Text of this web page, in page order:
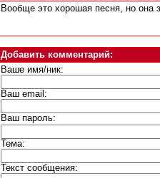
Вообще это хорошая песня, но она
Добавить комментарий:
Ваше имя/ник:
Ваш email:
Ваш пароль:
Тема:
Текст сообщения: